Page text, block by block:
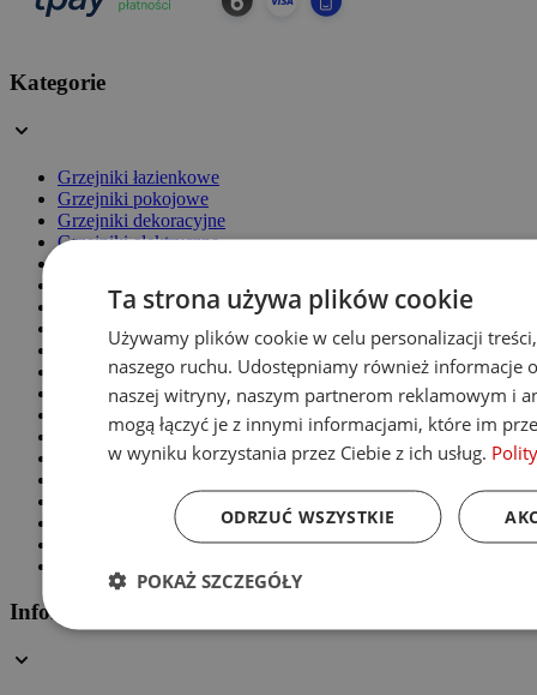
Kategorie
Grzejniki łazienkowe
Grzejniki pokojowe
Grzejniki dekoracyjne
Grzejniki elektryczne
Grzałki
Grzejniki panelowe
Grzejniki żeberkowe
Grzejniki z lustrem
Grzejniki panelowe
Grzejniki stalowe
Grzejniki aluminiowe
Grzejniki pionowe
Grzejniki czarne
Grzejniki chromowane
Grzejniki z podłączeniem dolnym
Grzejniki z podłączeniem bocznym
Informacje
Ta strona używa plików cookie
Używamy plików cookie w celu personalizacji
naszego ruchu. Udostępniamy również informacje
naszej witryny, naszym partnerom reklamowym i
mogą łączyć je z innymi informacjami, które im
w wyniku korzystania przez Ciebie z ich usług.
ODRZUĆ WSZYSTKIE
POKAŻ SZCZEGÓŁY